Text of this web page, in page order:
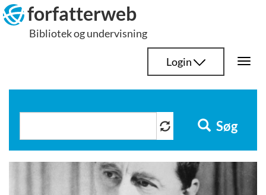
Hop
til
indhold
forfatterweb
Bibliotek og undervisning
Login
Søg